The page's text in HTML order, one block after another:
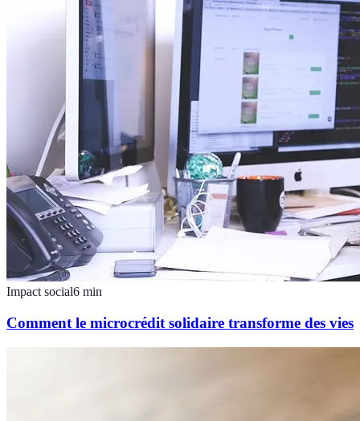
Impact social6 min
Comment le microcrédit solidaire transforme des vies